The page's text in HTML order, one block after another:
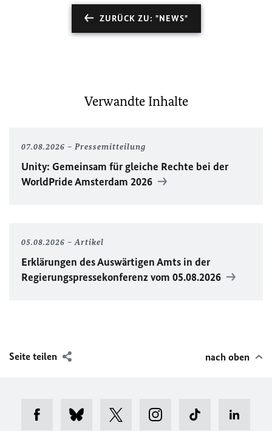
ZURÜCK ZU: "NEWS"
Verwandte Inhalte
07.08.2026 Pressemitteilung
Unity: Gemeinsam für gleiche Rechte bei der
WorldPrideAmsterdam 2026
05.08.2026 Artikel
Erklärungen des Auswärtigen Amts in der
Regierungspressekonferenz vom 05.08.2026
Seite teilen nach oben